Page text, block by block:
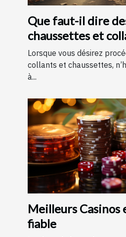
Que faut-il dire
chaussettes et
contention ?
Lorsque vous désirez
collants et chaussettes,
à...
Meilleurs Casinos
fiable